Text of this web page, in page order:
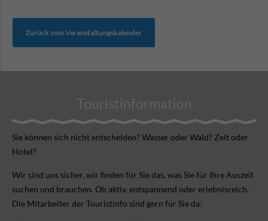
Zurück zum Veranstaltungskalender
Touristinformation
Sie können sich nicht ent­scheiden? Wasser oder Wald? Zelt oder
Hotel?
Wir sind uns sicher, wir finden für Sie das, was Sie für Ihre Aus­zeit
suchen und brauchen. Ob aktiv, ent­spannend oder erlebnis­reich.
Die Mitarbeiter der Touristinfo sind gern für Sie da: